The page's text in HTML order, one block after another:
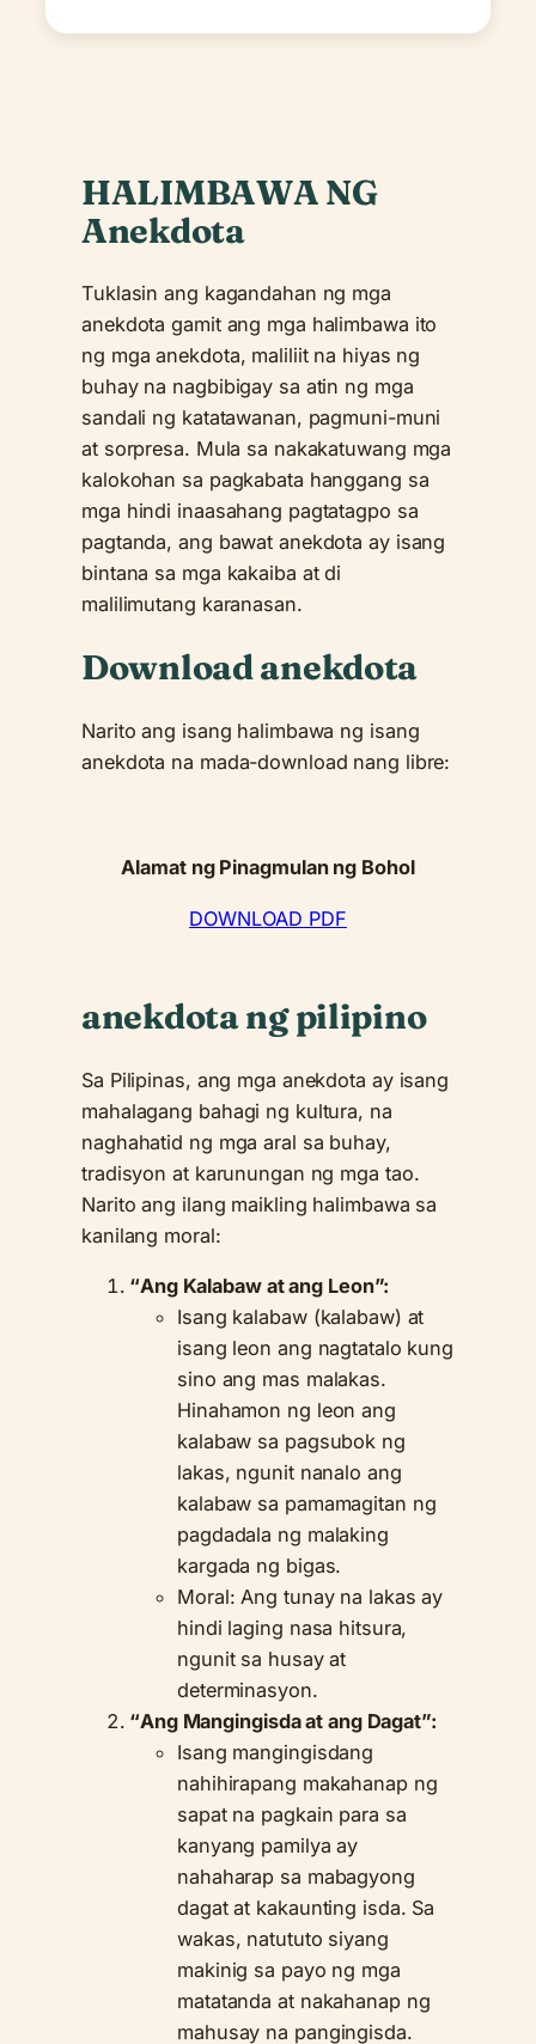
HALIMBAWA NG
Anekdota
Tuklasin ang kagandahan ng mga
anekdota gamit ang mga halimbawa ito
ng mga anekdota, maliliit na hiyas ng
buhay na nagbibigay sa atin ng mga
sandali ng katatawanan, pagmuni-muni
at sorpresa. Mula sa nakakatuwang mga
kalokohan sa pagkabata hanggang sa
mga hindi inaasahang pagtatagpo sa
pagtanda, ang bawat anekdota ay isang
bintana sa mga kakaiba at di
malilimutang karanasan.
Download anekdota
Narito ang isang halimbawa ng isang
anekdota na mada-download nang libre:
Alamat ng Pinagmulan ng Bohol
DOWNLOAD PDF
anekdota ng pilipino
Sa Pilipinas, ang mga anekdota ay isang
mahalagang bahagi ng kultura, na
naghahatid ng mga aral sa buhay,
tradisyon at karunungan ng mga tao.
Narito ang ilang maikling halimbawa sa
kanilang moral:
“Ang Kalabaw at ang Leon”:
Isang kalabaw (kalabaw) at
isang leon ang nagtatalo kung
sino ang mas malakas.
Hinahamon ng leon ang
kalabaw sa pagsubok ng
lakas, ngunit nanalo ang
kalabaw sa pamamagitan ng
pagdadala ng malaking
kargada ng bigas.
Moral: Ang tunay na lakas ay
hindi laging nasa hitsura,
ngunit sa husay at
determinasyon.
“Ang Mangingisda at ang Dagat”:
Isang mangingisdang
nahihirapang makahanap ng
sapat na pagkain para sa
kanyang pamilya ay
nahaharap sa mabagyong
dagat at kakaunting isda. Sa
wakas, natututo siyang
makinig sa payo ng mga
matatanda at nakahanap ng
mahusay na pangingisda.